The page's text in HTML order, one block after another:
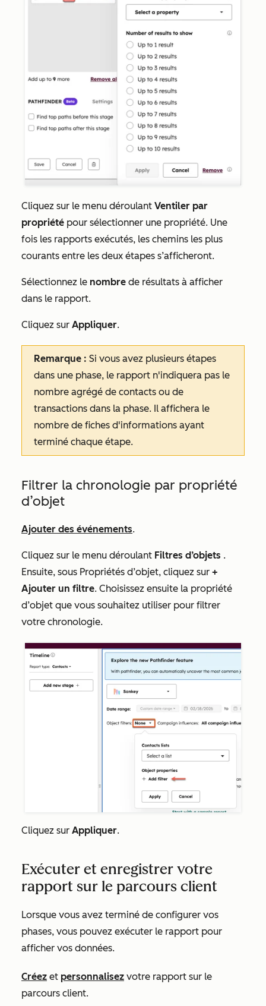
Cliquez sur le menu déroulant Ventiler par
propriété pour sélectionner une propriété. Une
fois les rapports exécutés, les chemins les plus
courants entre les deux étapes s’afficheront.
Sélectionnez le nombre de résultats à afficher
dans le rapport.
Cliquez sur Appliquer.
Remarque : Si vous avez plusieurs étapes
dans une phase, le rapport n'indiquera pas le
nombre agrégé de contacts ou de
transactions dans la phase. Il affichera le
nombre de fiches d'informations ayant
terminé chaque étape.
Filtrer la chronologie par propriété
d’objet
Ajouter des événements.
Cliquez sur le menu déroulant Filtres d’objets .
Ensuite, sous Propriétés d’objet, cliquez sur +
Ajouter un filtre. Choisissez ensuite la propriété
d’objet que vous souhaitez utiliser pour filtrer
votre chronologie.
Cliquez sur Appliquer.
Exécuter et enregistrer votre
rapport sur le parcours client
Lorsque vous avez terminé de configurer vos
phases, vous pouvez exécuter le rapport pour
afficher vos données.
Créez et personnalisez votre rapport sur le
parcours client.